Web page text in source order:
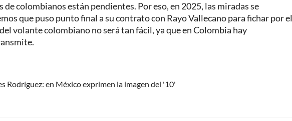
de colombianos están pendientes. Por eso, en 2025, las miradas se
que puso punto final a su contrato con Rayo Vallecano para fichar por el
volante colombiano no será tan fácil, ya que en Colombia hay
Rodríguez: en México exprimen la imagen del '10'